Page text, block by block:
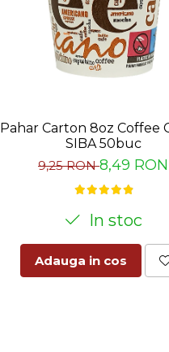
Pahar Carton 8oz Coffee
SIBA 50buc
9,25 RON8,49 RON
In stoc
Adauga in cos